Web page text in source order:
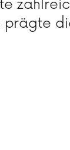
prägte